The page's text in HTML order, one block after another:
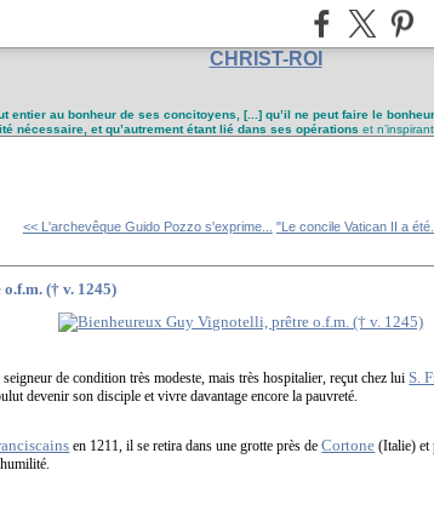
CHRIST-ROI
au bonheur de ses concitoyens, [...] qu’il ne peut faire le
nécessaire, et qu’autrement étant lié dans ses opérations et
<< L'archevêque Guido Pozzo s'exprime... "Le concile Vatican II a
(† v. 1245)
de condition très modeste, mais très hospitalier, reçut chez lui S.
devenir son disciple et vivre davantage encore la pauvreté.
en 1211, il se retira dans une grotte près deCortone (Italie) et